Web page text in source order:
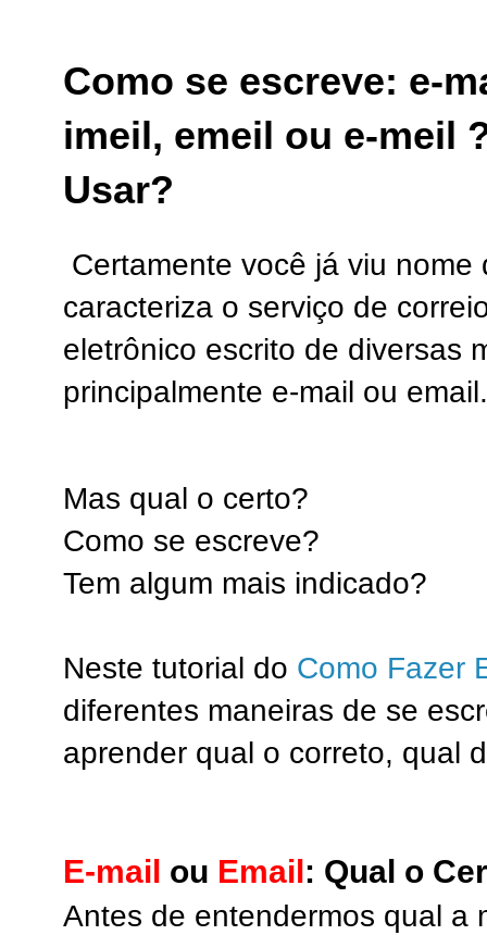
Como se escreve: e-
imeil, emeil ou e-meil
Usar?
Certamente você já viu nome
caracteriza o serviço de
eletrônico escrito de diversas
principalmente e-mail ou email.
Mas qual o certo?
Como se escreve?
Tem algum mais indicado?
Neste tutorial do Como Fazer
diferentes maneiras de se
aprender qual o correto, qual
E-mail ou Email : Qual o
Antes de entendermos qual a